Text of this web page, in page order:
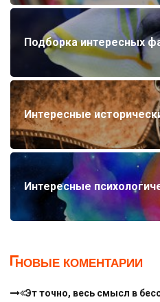
Подборка интересных
Интересные
Интересные
НОВЫЕ КОМЕНТАРИИ
Эт точно, весь смысл в